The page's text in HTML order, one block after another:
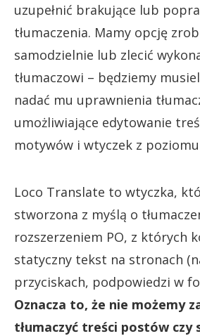
uzupełnić brakujące lub
tłumaczenia. Mamy opcję
samodzielnie lub zlecić
tłumaczowi – będziemy
nadać mu uprawnienia
umożliwiające edytowanie
motywów i wtyczek z
Loco Translate to wtyczka,
stworzona z myślą o
rozszerzeniem PO, z których
statyczny tekst na stronach
przyciskach, podpowiedzi w
Oznacza to, że nie możemy
tłumaczyć treści postów czy